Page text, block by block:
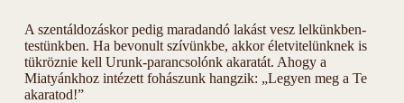
A szentáldozáskor pedig maradandó lakást vesz lelkünkben-
testünkben. Ha bevonult szívünkbe, akkor életvitelünknek is
tükröznie kell Urunk-parancsolónk akaratát. Ahogy a
Miatyánkhoz intézett fohászunk hangzik: „Legyen meg a Te
akaratod!”